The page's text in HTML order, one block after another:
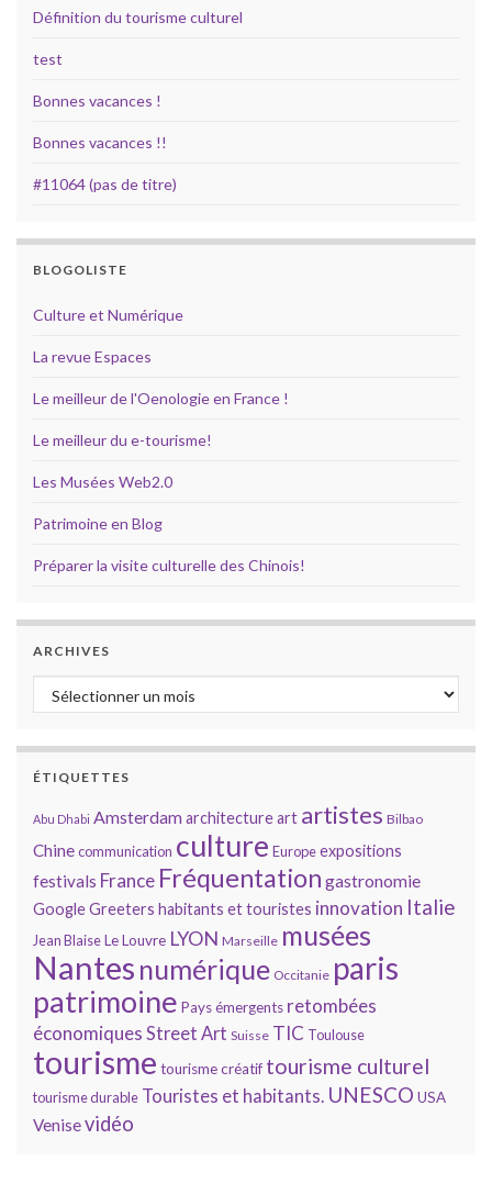
Définition du tourisme culturel
test
Bonnes vacances !
Bonnes vacances !!
#11064 (pas de titre)
BLOGOLISTE
Culture et Numérique
La revue Espaces
Le meilleur de l'Oenologie en France !
Le meilleur du e-tourisme!
Les Musées Web2.0
Patrimoine en Blog
Préparer la visite culturelle des Chinois!
ARCHIVES
Archives
ÉTIQUETTES
Abu Dhabi Amsterdamarchitectureart artistes Bilbao
Chinecommunication culture Europeexpositions
festivals France Fréquentation gastronomie
GoogleGreeters habitants et touristes innovation Italie
Jean BlaiseLe Louvre LYON Marseille musées
Nantes numérique Occitanie paris
patrimoine Pays émergents retombées
économiques Street Art Suisse TIC Toulouse
tourisme tourisme créatif tourisme culturel
tourisme durable Touristes et habitants. UNESCO USA
Venisevidéo